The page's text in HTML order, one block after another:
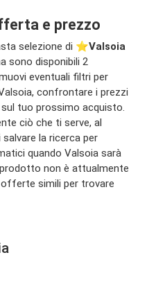
e prezzo
selezione di ⭐️Valsoia
sono disponibili 2
eventuali filtri per
confrontare i prezzi
tuo prossimo acquisto.
ciò che ti serve, al
la ricerca per
quando Valsoia sarà
non è attualmente
simili per trovare